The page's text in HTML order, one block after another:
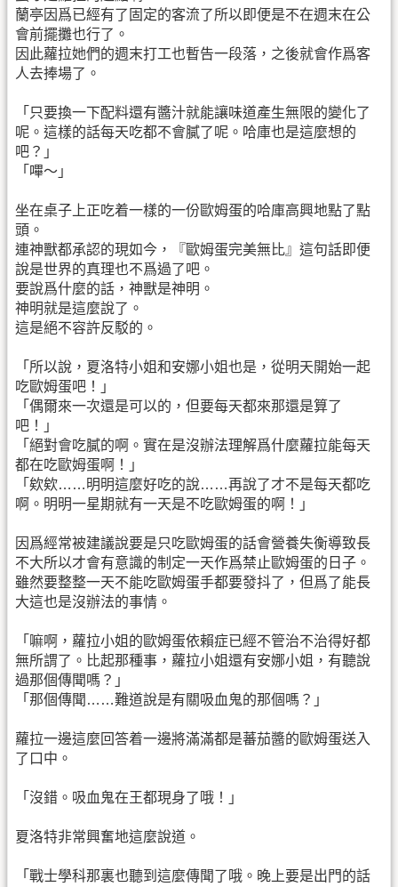
蘭亭因爲已經有了固定的客流了所以即便是不在週末在公
會前擺攤也行了。
因此蘿拉她們的週末打工也暫告一段落，之後就會作爲客
人去捧場了。
「只要換一下配料還有醬汁就能讓味道產生無限的變化了
呢。這樣的話每天吃都不會膩了呢。哈庫也是這麼想的
吧？」
「嗶～」
坐在桌子上正吃着一樣的一份歐姆蛋的哈庫高興地點了點
頭。
連神獸都承認的現如今，『歐姆蛋完美無比』這句話即便
說是世界的真理也不爲過了吧。
要說爲什麼的話，神獸是神明。
神明就是這麼說了。
這是絕不容許反駁的。
「所以說，夏洛特小姐和安娜小姐也是，從明天開始一起
吃歐姆蛋吧！」
「偶爾來一次還是可以的，但要每天都來那還是算了
吧！」
「絕對會吃膩的啊。實在是沒辦法理解爲什麼蘿拉能每天
都在吃歐姆蛋啊！」
「欸欸……明明這麼好吃的說……再說了才不是每天都吃
啊。明明一星期就有一天是不吃歐姆蛋的啊！」
因爲經常被建議說要是只吃歐姆蛋的話會營養失衡導致長
不大所以才會有意識的制定一天作爲禁止歐姆蛋的日子。
雖然要整整一天不能吃歐姆蛋手都要發抖了，但爲了能長
大這也是沒辦法的事情。
「嘛啊，蘿拉小姐的歐姆蛋依賴症已經不管治不治得好都
無所謂了。比起那種事，蘿拉小姐還有安娜小姐，有聽說
過那個傳聞嗎？」
「那個傳聞……難道說是有關吸血鬼的那個嗎？」
蘿拉一邊這麼回答着一邊將滿滿都是蕃茄醬的歐姆蛋送入
了口中。
「沒錯。吸血鬼在王都現身了哦！」
夏洛特非常興奮地這麼說道。
「戰士學科那裏也聽到這麼傳聞了哦。晚上要是出門的話